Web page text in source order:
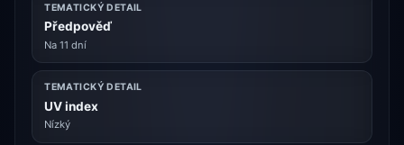
TEMATICKÝ DETAIL
Předpověď
Na 11 dní
TEMATICKÝ DETAIL
UV index
Nízký